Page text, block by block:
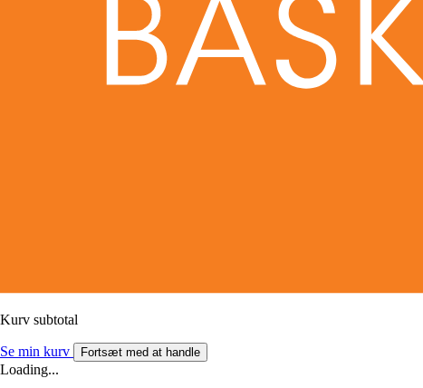
Kurv subtotal
Se min kurv Fortsæt med at handle
Loading...